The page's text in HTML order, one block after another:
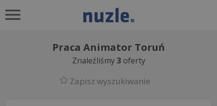
Praca Animator Toruń
Znaleźliśmy3oferty
Zapisz wyszukiwanie